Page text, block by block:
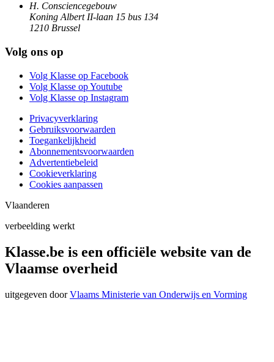
H. Consciencegebouw
Koning Albert II-laan 15 bus 134
1210 Brussel
Volg ons op
Volg Klasse op Facebook
Volg Klasse op Youtube
Volg Klasse op Instagram
Privacyverklaring
Gebruiksvoorwaarden
Toegankelijkheid
Abonnementsvoorwaarden
Advertentiebeleid
Cookieverklaring
Cookies aanpassen
Vlaanderen
verbeelding werkt
Klasse.be is een officiële website van de
Vlaamse overheid
uitgegeven doorVlaams Ministerie van Onderwijs en Vorming